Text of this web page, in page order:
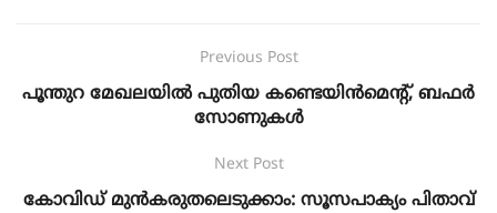
Previous Post
പൂന്തുറ മേഖലയിൽ പുതിയ കണ്ടെയിൻമെന്റ്, ബഫർ
സോണുകൾ
Next Post
കോവിഡ് മുന്‍കരുതലെടുക്കാം: സൂസപാക്യം പിതാവ്